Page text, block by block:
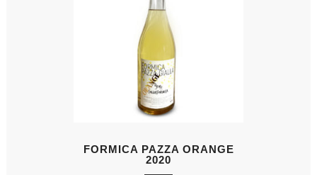
FORMICA PAZZA ORANGE
2020